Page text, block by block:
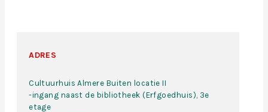
ADRES
Cultuurhuis Almere Buiten locatie II
-ingang naast de bibliotheek (Erfgoedhuis), 3e
etage